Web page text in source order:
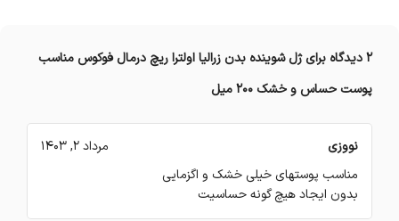
2 دیدگاه برای
ژل شوینده بدن زرالیا اولترا ریچ درمال فوکوس مناسب
پوست حساس و خشک 200 میل
نووزی
مرداد 2, 1403
مناسب پوستهای خیلی خشک و اگزمایی
بدون ایجاد هیچ گونه حساسیت